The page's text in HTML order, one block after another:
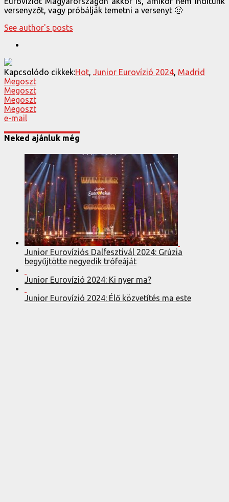
versenyzőt, vagy próbálják temetni a versenyt 🙂
See author's posts
Kapcsolódo cikkek:Hot, Junior Eurovízió 2024, Madrid
Megoszt
Megoszt
Megoszt
Megoszt
e-mail
Neked ajánluk még
Junior Eurovíziós Dalfesztivál 2024: Grúzia
begyűjtötte negyedik trófeáját
Junior Eurovízió 2024: Ki nyer ma?
Junior Eurovízió 2024: Élő közvetítés ma este